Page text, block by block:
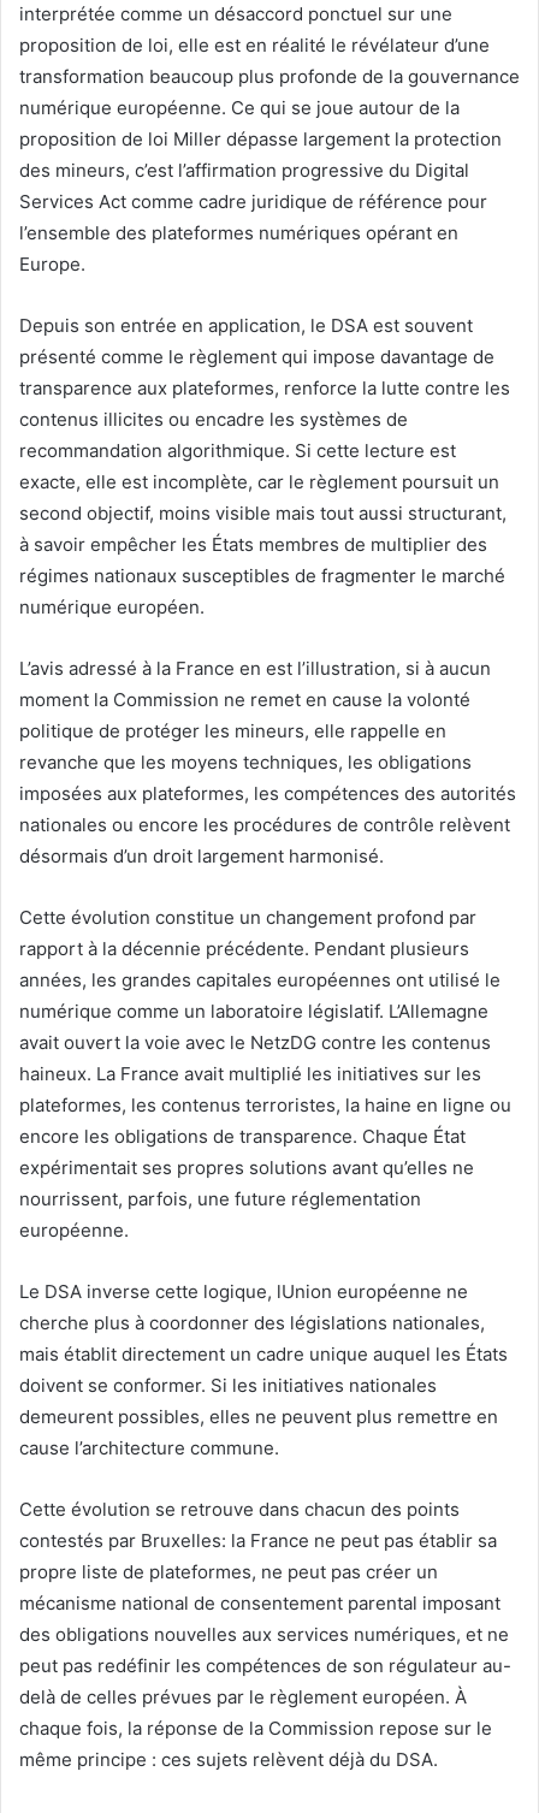
interprétée comme un désaccord ponctuel sur une
proposition de loi, elle est en réalité le révélateur d’une
transformation beaucoup plus profonde de la gouvernance
numérique européenne. Ce qui se joue autour de la
proposition de loi Miller dépasse largement la protection
des mineurs, c’est l’affirmation progressive du Digital
Services Act comme cadre juridique de référence pour
l’ensemble des plateformes numériques opérant en
Europe.
Depuis son entrée en application, le DSA est souvent
présenté comme le règlement qui impose davantage de
transparence aux plateformes, renforce la lutte contre les
contenus illicites ou encadre les systèmes de
recommandation algorithmique. Si cette lecture est
exacte, elle est incomplète, car le règlement poursuit un
second objectif, moins visible mais tout aussi structurant,
à savoir empêcher les États membres de multiplier des
régimes nationaux susceptibles de fragmenter le marché
numérique européen.
L’avis adressé à la France en est l’illustration, si à aucun
moment la Commission ne remet en cause la volonté
politique de protéger les mineurs, elle rappelle en
revanche que les moyens techniques, les obligations
imposées aux plateformes, les compétences des autorités
nationales ou encore les procédures de contrôle relèvent
désormais d’un droit largement harmonisé.
Cette évolution constitue un changement profond par
rapport à la décennie précédente. Pendant plusieurs
années, les grandes capitales européennes ont utilisé le
numérique comme un laboratoire législatif. L’Allemagne
avait ouvert la voie avec le NetzDG contre les contenus
haineux. La France avait multiplié les initiatives sur les
plateformes, les contenus terroristes, la haine en ligne ou
encore les obligations de transparence. Chaque État
expérimentait ses propres solutions avant qu’elles ne
nourrissent, parfois, une future réglementation
européenne.
Le DSA inverse cette logique, lUnion européenne ne
cherche plus à coordonner des législations nationales,
mais établit directement un cadre unique auquel les États
doivent se conformer. Si les initiatives nationales
demeurent possibles, elles ne peuvent plus remettre en
cause l’architecture commune.
Cette évolution se retrouve dans chacun des points
contestés par Bruxelles: la France ne peut pas établir sa
propre liste de plateformes, ne peut pas créer un
mécanisme national de consentement parental imposant
des obligations nouvelles aux services numériques, et ne
peut pas redéfinir les compétences de son régulateur au-
delà de celles prévues par le règlement européen. À
chaque fois, la réponse de la Commission repose sur le
même principe : ces sujets relèvent déjà du DSA.